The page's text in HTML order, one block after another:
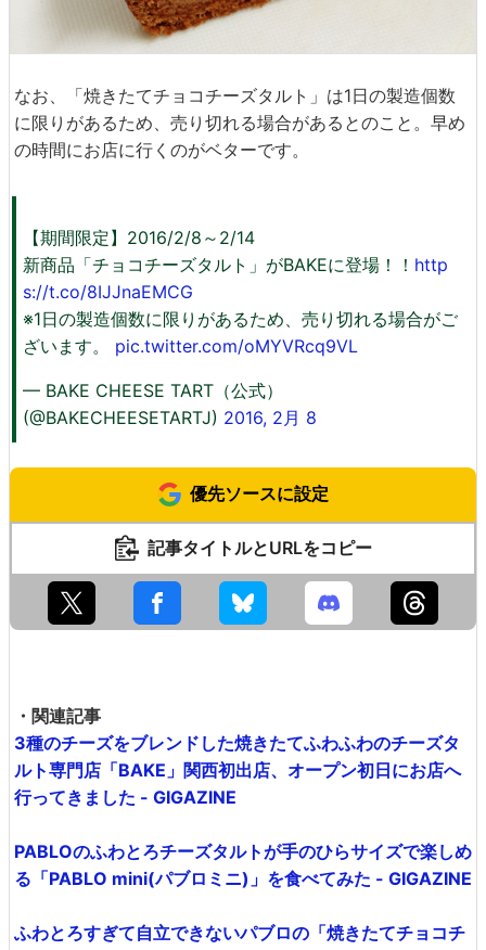
なお、「焼きたてチョコチーズタルト」は1日の製造個数
に限りがあるため、売り切れる場合があるとのこと。早め
の時間にお店に行くのがベターです。
【期間限定】2016/2/8～2/14
新商品「チョコチーズタルト」がBAKEに登場！！ http
s://t.co/8IJJnaEMCG
※1日の製造個数に限りがあるため、売り切れる場合がご
ざいます。 pic.twitter.com/oMYVRcq9VL
— BAKE CHEESE TART（公式）
(@BAKECHEESETARTJ) 2016, 2月 8
優先ソースに設定
記事タイトルとURLをコピー
・関連記事
3種のチーズをブレンドした焼きたてふわふわのチーズタ
ルト専門店「BAKE」関西初出店、オープン初日にお店へ
行ってきました - GIGAZINE
PABLOのふわとろチーズタルトが手のひらサイズで楽しめ
る「PABLO mini(パブロミニ)」を食べてみた - GIGAZINE
ふわとろすぎて自立できないパブロの「焼きたてチョコチ